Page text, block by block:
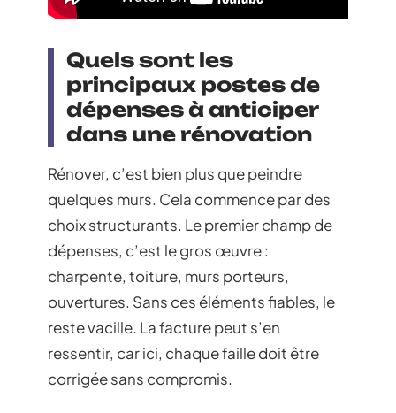
Quels sont les
principaux postes de
dépenses à anticiper
dans une rénovation
Rénover, c’est bien plus que peindre
quelques murs. Cela commence par des
choix structurants. Le premier champ de
dépenses, c’est le gros œuvre :
charpente, toiture, murs porteurs,
ouvertures. Sans ces éléments fiables, le
reste vacille. La facture peut s’en
ressentir, car ici, chaque faille doit être
corrigée sans compromis.